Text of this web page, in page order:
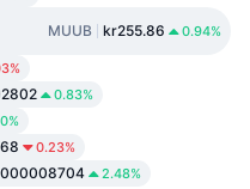
MUUB kr255.86 0.94%
0.83%
0.23%
2.48%